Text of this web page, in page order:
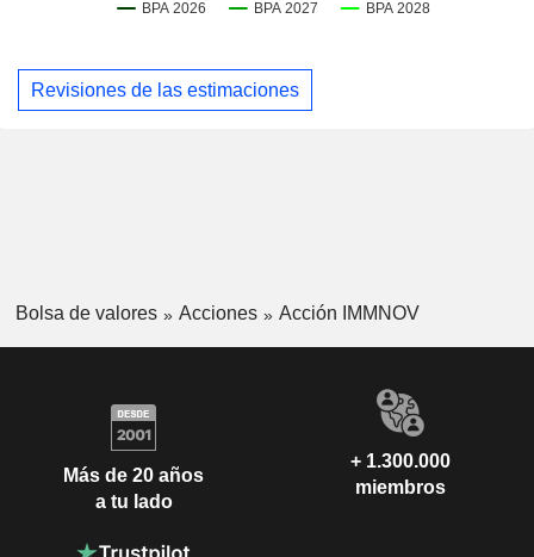
Revisiones de las estimaciones
Bolsa de valores Acciones Acción IMMNOV
Más de 20 años
a tu lado
+ 1.300.000
miembros